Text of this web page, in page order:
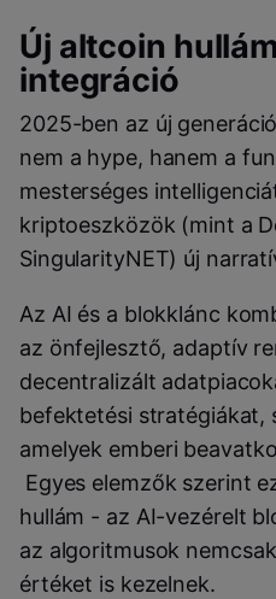
Új altcoin
integráció
2025-ben az új
nem a hype, hanem a
mesterséges
kriptoeszközök (mint a
SingularityNET) új
Az AI és a blokklánc
az önfejlesztő, adaptív
decentralizált
befektetési stratégiákat,
amelyek emberi
Egyes elemzők szerint
hullám - az AI-vezérelt
az algoritmusok
értéket is kezelnek.